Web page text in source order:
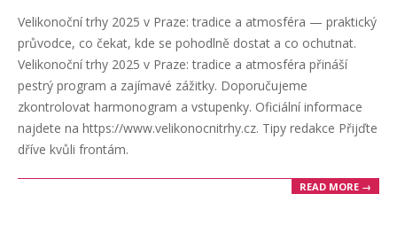
06-
17
Velikonoční trhy 2025 v Praze: tradice a atmosféra — praktický
průvodce, co čekat, kde se pohodlně dostat a co ochutnat.
Velikonoční trhy 2025 v Praze: tradice a atmosféra přináší
pestrý program a zajímavé zážitky. Doporučujeme
zkontrolovat harmonogram a vstupenky. Oficiální informace
najdete na https://www.velikonocnitrhy.cz. Tipy redakce Přijďte
dříve kvůli frontám.
READ MORE →